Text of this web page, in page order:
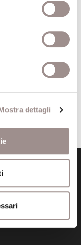
dettagli
2022
Carlo